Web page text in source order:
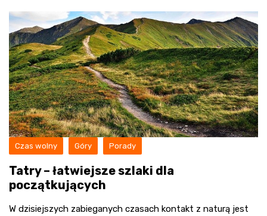
Czas wolny Góry Porady
Tatry – łatwiejsze szlaki dla
początkujących
W dzisiejszych zabieganych czasach kontakt z naturą jest